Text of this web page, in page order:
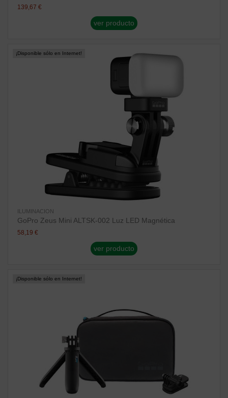
139,67 €
ver producto
¡Disponible sólo en Internet!
ILUMINACION
GoPro Zeus Mini ALTSK-002 Luz LED Magnética
58,19 €
ver producto
¡Disponible sólo en Internet!